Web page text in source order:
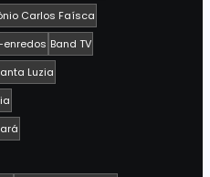
Carlos Faísca
Band TV
Luzia